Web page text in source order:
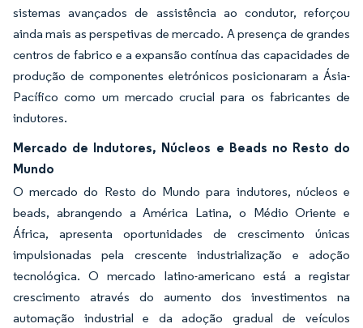
sistemas avançados de assistência ao condutor, reforçou
ainda mais as perspetivas de mercado. A presença de grandes
centros de fabrico e a expansão contínua das capacidades de
produção de componentes eletrónicos posicionaram a Ásia-
Pacífico como um mercado crucial para os fabricantes de
indutores.
Mercado de Indutores, Núcleos e Beads no Resto do
Mundo
O mercado do Resto do Mundo para indutores, núcleos e
beads, abrangendo a América Latina, o Médio Oriente e
África, apresenta oportunidades de crescimento únicas
impulsionadas pela crescente industrialização e adoção
tecnológica. O mercado latino-americano está a registar
crescimento através do aumento dos investimentos na
automação industrial e da adoção gradual de veículos